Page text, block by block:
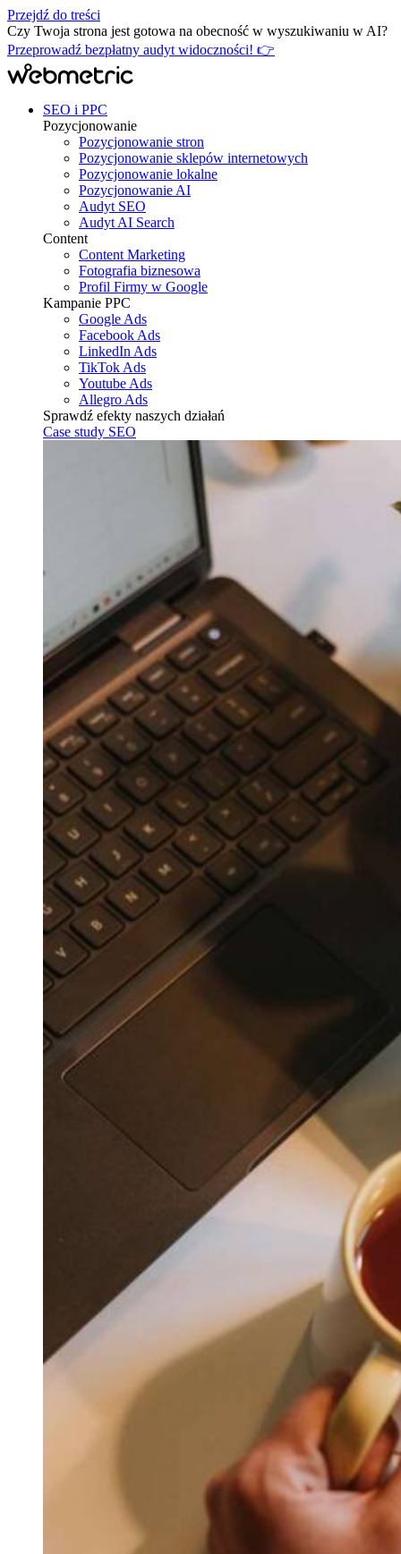
Przejdź do treści
Czy Twoja strona jest gotowa na obecność w wyszukiwaniu w AI?
Przeprowadź bezpłatny audyt widoczności! 👉
SEO i PPC
Pozycjonowanie
Pozycjonowanie stron
Pozycjonowanie sklepów internetowych
Pozycjonowanie lokalne
Pozycjonowanie AI
Audyt SEO
Audyt AI Search
Content
Content Marketing
Fotografia biznesowa
Profil Firmy w Google
Kampanie PPC
Google Ads
Facebook Ads
LinkedIn Ads
TikTok Ads
Youtube Ads
Allegro Ads
Sprawdź efekty naszych działań
Case study SEO